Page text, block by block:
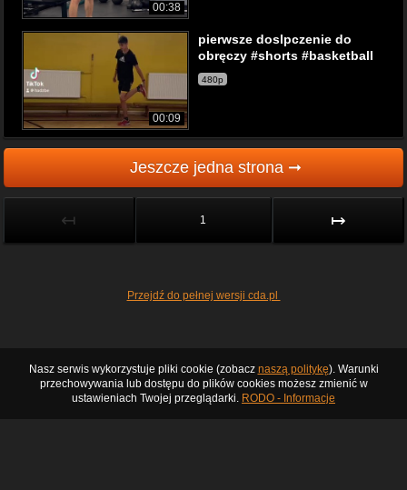
00:38
00:09
pierwsze doslpczenie do
obręczy #shorts #basketball
480p
Jeszcze jedna strona ➞
↤ 1 ↦
Przejdź do pełnej wersji cda.pl
Nasz serwis wykorzystuje pliki cookie (zobacz naszą politykę). Warunki
przechowywania lub dostępu do plików cookies możesz zmienić w
ustawieniach Twojej przeglądarki. RODO - Informacje